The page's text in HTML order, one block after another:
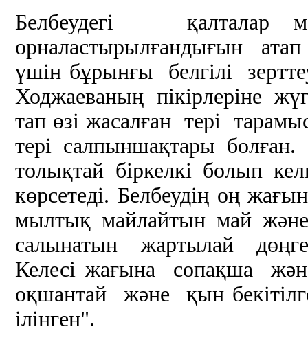
Белбеудегі қалталар
орналастырылғандығын
үшін бұрынғы белгілі
Ходжаеваның пікірлеріне
тап өзі жасалған тері
тері салпыншақтары
толықтай біркелкі болып
көрсетеді. Белбеудің оң
мылтық майлайтын май
салынатын жартылай
Келесі жағына сопақша
оқшантай және қын
ілінген".